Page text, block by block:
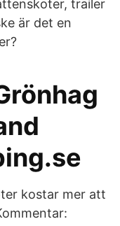
trailer
är det en
kostar mer att